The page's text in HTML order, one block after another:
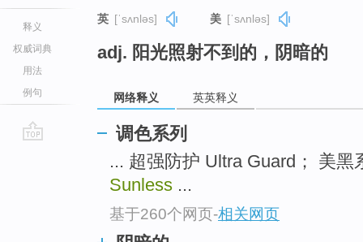
释义
权威词典
用法
例句
英 [ˈsʌnləs] 美 [ˈsʌnləs]
adj. 阳光照射不到的，阴暗的
网络释义 英英释义
调色系列
... 超强防护 Ultra Guard； 美黑
Sunless ...
基于260个网页-相关网页